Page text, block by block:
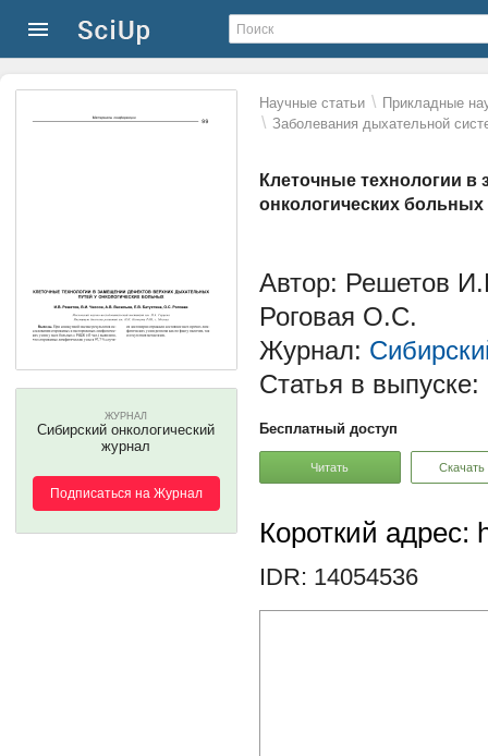
Научные статьи \ Прикладные
\ Заболевания дыхательной
Клеточные технологии
онкологических больных
ЖУРНАЛ
Сибирский онкологический
журнал
Подписаться на Журнал
Автор: Решетов
Роговая О.С.
Журнал:
Статья в выпуске:
Бесплатный доступ
Читать Скачать
Короткий адрес:
IDR: 14054536